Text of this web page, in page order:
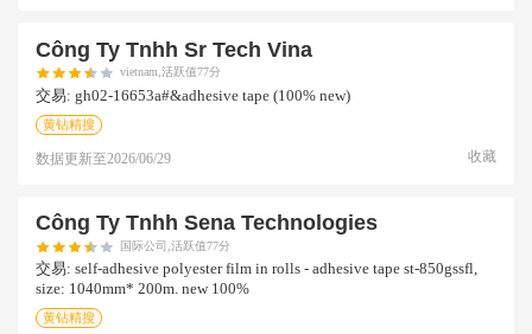
Công Ty Tnhh Sr Tech Vina
vietnam,活跃值77分
交易: gh02-16653a#&adhesive tape (100% new)
黄钻精搜
数据更新至2026/06/29 收藏
Công Ty Tnhh Sena Technologies
国际公司,活跃值77分
交易: self-adhesive polyester film in rolls - adhesive tape st-850gssfl,
size: 1040mm* 200m. new 100%
黄钻精搜